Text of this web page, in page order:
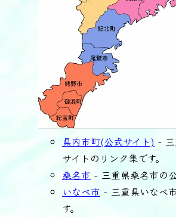
県内市町(公式サイト) -
サイトのリンク集です。
桑名市 - 三重県桑名市の
いなべ市 - 三重県いなべ
す。